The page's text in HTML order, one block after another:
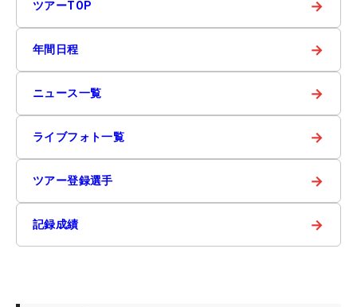
ツアーTOP →
年間日程 →
ニュース一覧 →
ライブフォト一覧 →
ツアー登録選手 →
記録成績 →